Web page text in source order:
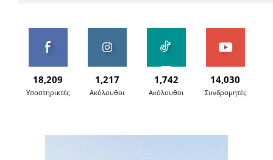
18,209
Υποστηρικτές
1,217
Ακόλουθοι
1,742
Ακόλουθοι
14,030
Συνδρομητές